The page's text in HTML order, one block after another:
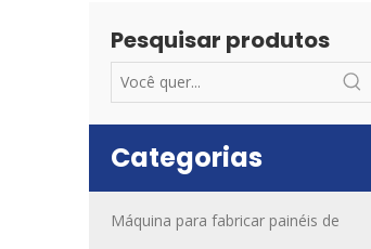
Pesquisar produtos
Categorias
Máquina para fabricar painéis de